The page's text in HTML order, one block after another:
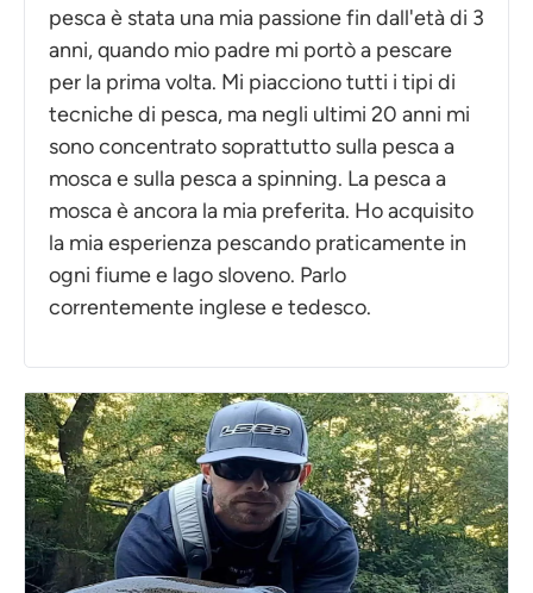
pesca è stata una mia passione fin dall'età di 3
anni, quando mio padre mi portò a pescare
per la prima volta. Mi piacciono tutti i tipi di
tecniche di pesca, ma negli ultimi 20 anni mi
sono concentrato soprattutto sulla pesca a
mosca e sulla pesca a spinning. La pesca a
mosca è ancora la mia preferita. Ho acquisito
la mia esperienza pescando praticamente in
ogni fiume e lago sloveno. Parlo
correntemente inglese e tedesco.